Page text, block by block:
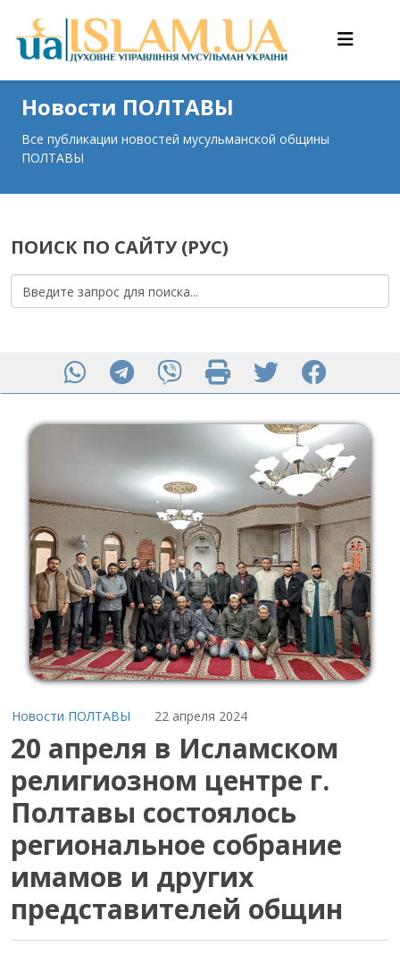
Новости ПОЛТАВЫ
Все публикации новостей мусульманской общины
ПОЛТАВЫ
ПОИСК ПО САЙТУ (РУС)
Новости ПОЛТАВЫ 22 апреля 2024
20 апреля в Исламском
религиозном центре г.
Полтавы состоялось
региональное собрание
имамов и других
представителей общин